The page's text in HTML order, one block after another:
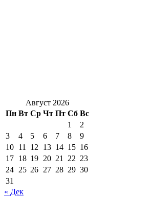
Август 2026
Пн Вт Ср Чт Пт Сб Вс
1
2
3
4 5 6 7 8
9
10 11 12 13 14 15 16
17 18 19 20 21 22 23
24 25 26 27 28 29 30
31
« Дек